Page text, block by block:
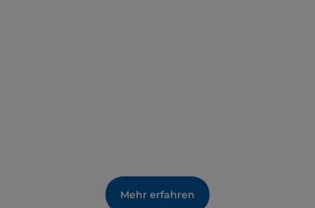
Mehr erfahren